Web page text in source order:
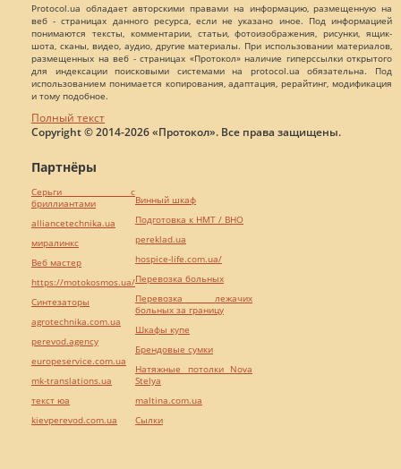
Protocol.ua обладает авторскими правами на информацию, размещенную на
веб - страницах данного ресурса, если не указано иное. Под информацией
понимаются тексты, комментарии, статьи, фотоизображения, рисунки, ящик-
шота, сканы, видео, аудио, другие материалы. При использовании материалов,
размещенных на веб - страницах «Протокол» наличие гиперссылки открытого
для индексации поисковыми системами на protocol.ua обязательна. Под
использованием понимается копирования, адаптация, рерайтинг, модификация
и тому подобное.
Полный текст
Copyright © 2014-2026 «Протокол». Все права защищены.
Партнёры
Серьги с
бриллиантами
alliancetechnika.ua
миралинкс
Веб мастер
https://motokosmos.ua/
Синтезаторы
agrotechnika.com.ua
perevod.agency
europeservice.com.ua
mk-translations.ua
текст юа
kievperevod.com.ua
Винный шкаф
Подготовка к НМТ / ВНО
pereklad.ua
hospice-life.com.ua/
Перевозка больных
Перевозка лежачих
больных за границу
Шкафы купе
Брендовые сумки
Натяжные потолки Nova
Stelya
maltina.com.ua
Cылки